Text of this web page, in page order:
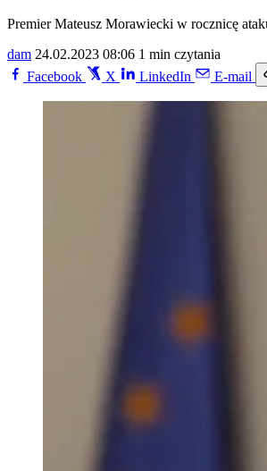
Premier Mateusz Morawiecki w rocznicę
dam 24.02.2023 08:06 1 min czytania
Facebook
X LinkedIn E-mail